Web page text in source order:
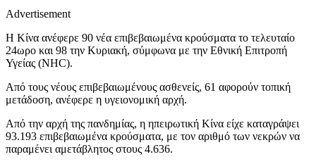
Advertisement
Η Κίνα ανέφερε 90 νέα επιβεβαιωμένα κρούσματα το τελευταίο
24ωρο και 98 την Κυριακή, σύμφωνα με την Εθνική Επιτροπή
Υγείας (NHC).
Από τους νέους επιβεβαιωμένους ασθενείς, 61 αφορούν τοπική
μετάδοση, ανέφερε η υγειονομική αρχή.
Από την αρχή της πανδημίας, η ηπειρωτική Κίνα είχε καταγράψει
93.193 επιβεβαιωμένα κρούσματα, με τον αριθμό των νεκρών να
παραμένει αμετάβλητος στους 4.636.